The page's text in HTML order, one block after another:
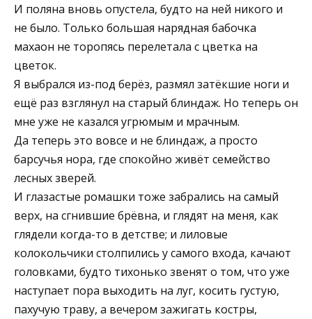
И поляна вновь опустела, будто на ней никого и
не было. Только большая нарядная бабочка
махаон не торопясь перелетала с цветка на
цветок.
Я выбрался из-под берёз, размял затёкшие ноги и
ещё раз взглянул на старый блиндаж. Но теперь он
мне уже не казался угрюмым и мрачным.
Да теперь это вовсе и не блиндаж, а просто
барсучья нора, где спокойно живёт семейство
лесных зверей.
И глазастые ромашки тоже забрались на самый
верх, на сгнившие брёвна, и глядят на меня, как
глядели когда-то в детстве; и лиловые
колокольчики столпились у самого входа, качают
головками, будто тихонько звенят о том, что уже
наступает пора выходить на луг, косить густую,
пахучую траву, а вечером зажигать костры,